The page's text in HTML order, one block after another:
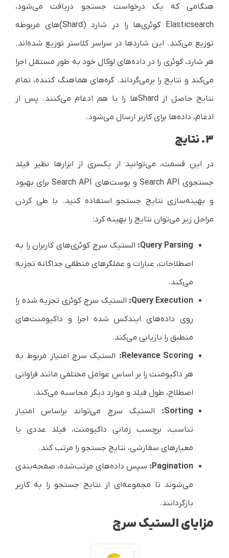
هنگامی که یک درخواست جستجو دریافت می‌شود،
Elasticsearch کوئری‌ها را در شارد (Shard)های مربوطه
توزیع می‌کند. این شاردها در سراسر کلاستر توزیع شده‌اند.
هر شارد، کوئری را در داده‌های لوکال خود به طور مستقل اجرا
می‌کند و نتایج را برمی‌گرداند. گره‌های هماهنگ کننده، تمام
نتایج حاصل از Shardها را با هم ادغام می‌کنند. پس از
ادغام، داده‌ها برای کاربر ارسال می‌شود.
۳. نتایج
در این قسمت، می‌توانید از یکسری از ابزارها نظیر فیلد
جستجوی Search API و بوست‌های Search APIبرای بهبود
و بهینه‌سازی نتایج جستجو استفاده کنید. با طی کردن
مراحل زیر می‌توان نتایج را بهینه کرد:
Query Parsing
: الستیک سرچ کوئری‌های کاربران را به
اصطلاحات، عبارات و عملگرهای منطقی جداگانه تجزیه
می‌کند.
Query Execution
: الستیک سرچ کوئری تجزیه شده را
روی داده‌های ایندکس شده اجرا و داکیومنت‌های
منطبق را بازیابی می‌کند.
Relevance Scoring
: الستیک سرچ امتیاز مربوط به
هر داکیومنت را بر اساس عوامل مختلفی مانند فراوانی
اصطلاح، طول فیلد و موارد دیگر محاسبه می‌کند.
Sorting
: الستیک سرچ می‌تواند براساس امتیاز
تناسب، برچسب زمانی داکیومنت، فیلد عددی یا
معیارهای سفارشی، نتایج جستجو را مرتب کند.
Pagination
: سپس داده‌های مرتب‌شده، صفحه‌بندی
می‌شوند تا مجموعه‌ای از نتایج جستجو را به کاربر
بازگردانند.
مزایای الستیک سرچ